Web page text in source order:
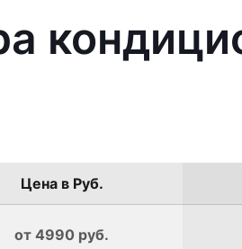
Цена в Руб.
от 4990 руб.